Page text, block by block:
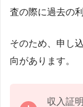
査の際に過去の
そのため、申し
向があります。
収入証